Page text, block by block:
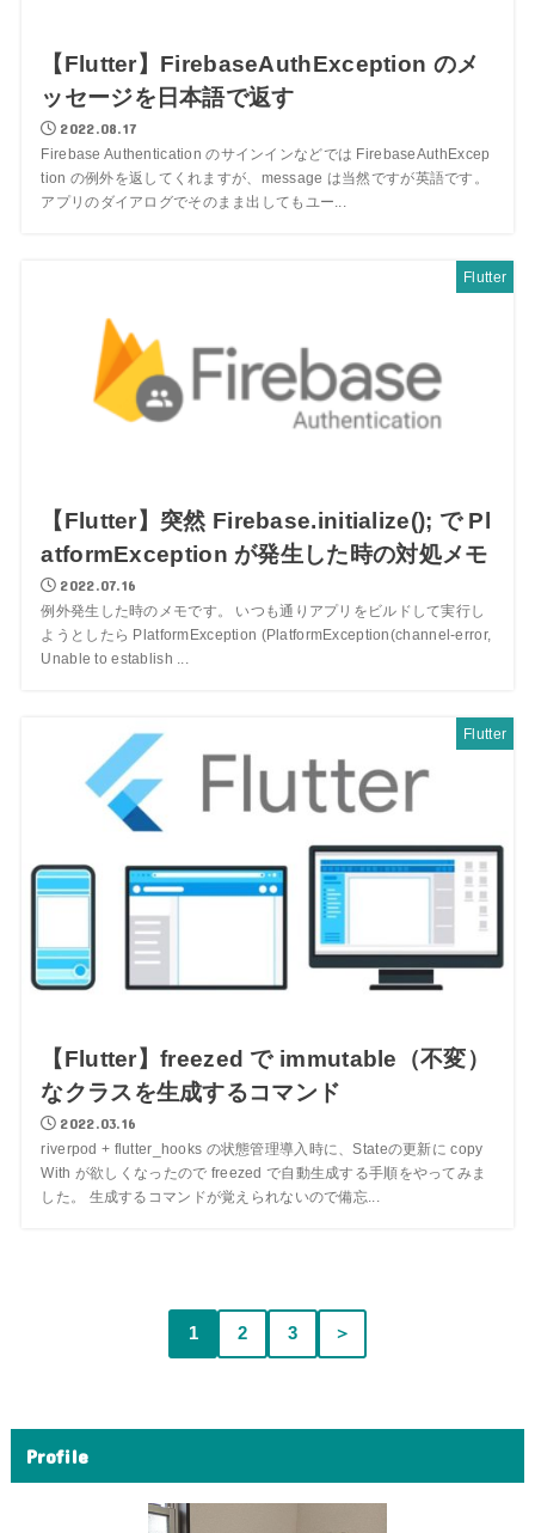
【Flutter】FirebaseAuthException のメ
ッセージを日本語で返す
2022.08.17
Firebase Authentication のサインインなどでは FirebaseAuthExcep
tion の例外を返してくれますが、message は当然ですが英語です。
アプリのダイアログでそのまま出してもユー...
Flutter
【Flutter】突然 Firebase.initialize(); で Pl
atformException が発生した時の対処メモ
2022.07.16
例外発生した時のメモです。 いつも通りアプリをビルドして実行し
ようとしたら PlatformException (PlatformException(channel-error,
Unable to establish ...
Flutter
【Flutter】freezed で immutable（不変）
なクラスを生成するコマンド
2022.03.16
riverpod + flutter_hooks の状態管理導入時に、Stateの更新に copy
With が欲しくなったので freezed で自動生成する手順をやってみま
した。 生成するコマンドが覚えられないので備忘...
1 2 3 ＞
Profile